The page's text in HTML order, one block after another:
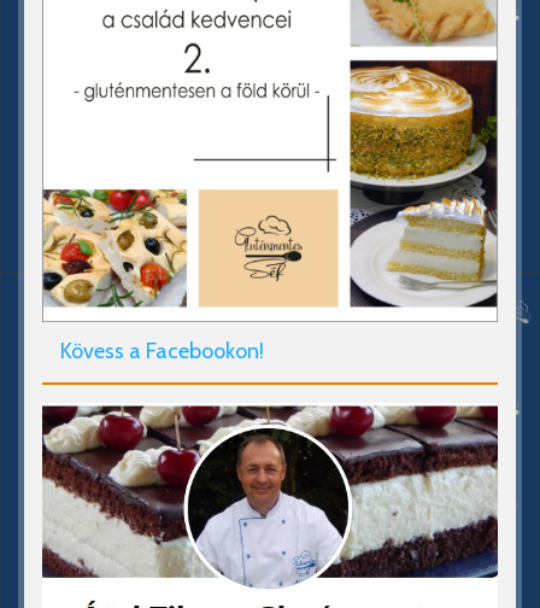
Kövess a Facebookon!